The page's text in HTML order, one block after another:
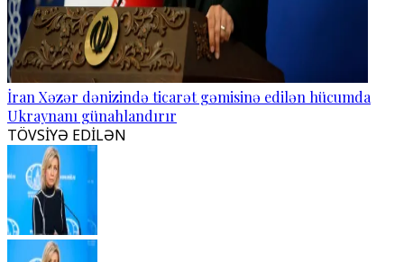
İran Xəzər dənizində ticarət gəmisinə edilən hücumda
Ukraynanı günahlandırır
TÖVSİYƏ EDİLƏN